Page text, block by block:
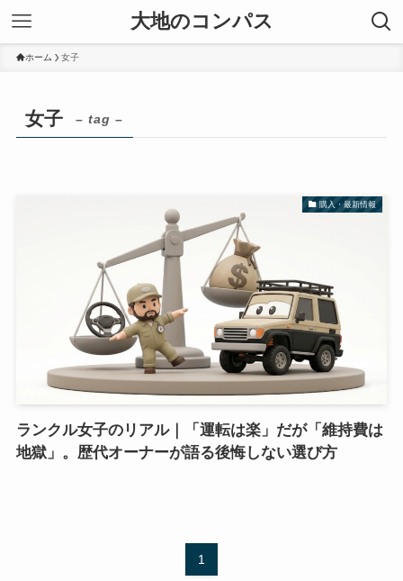
大地のコンパス
ホーム 女子
女子 – tag –
購入・最新情報
ランクル女子のリアル｜「運転は楽」だが「維持費は
地獄」。歴代オーナーが語る後悔しない選び方
1